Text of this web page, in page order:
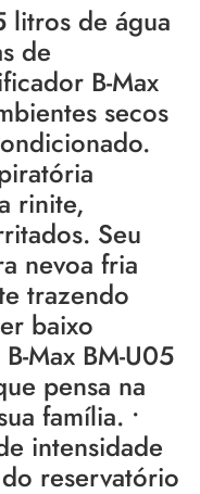
litros de água
de
B-Max
secos
rinite,
Seu
nevoa fria
trazendo
baixo
Max BM-U05
pensa na
família. •
intensidade
reservatório